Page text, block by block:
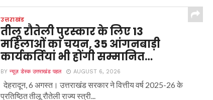
उत्तराखंड
तीलू रौतेली पुरस्कार के लिए 13
महिलाओं का चयन, 35 आंगनबाड़ी
कार्यकर्तियां भी होंगी सम्मानित…
BYन्यूज़ डेस्क उत्तराखंड पहल AUGUST 6, 2026
देहरादून, 6 अगस्त। उत्तराखंड सरकार ने वित्तीय वर्ष 2025-26 के
प्रतिष्ठित तीलू रौतेली राज्य स्त्री...